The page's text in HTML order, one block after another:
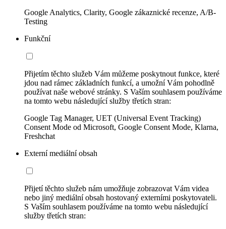
Google Analytics, Clarity, Google zákaznické recenze, A/B-
Testing
Funkční
Přijetím těchto služeb Vám můžeme poskytnout funkce, které
jdou nad rámec základních funkcí, a umožní Vám pohodlně
používat naše webové stránky. S Vaším souhlasem používáme
na tomto webu následující služby třetích stran:
Google Tag Manager, UET (Universal Event Tracking)
Consent Mode od Microsoft, Google Consent Mode, Klarna,
Freshchat
Externí mediální obsah
Přijetí těchto služeb nám umožňuje zobrazovat Vám videa
nebo jiný mediální obsah hostovaný externími poskytovateli.
S Vaším souhlasem používáme na tomto webu následující
služby třetích stran: